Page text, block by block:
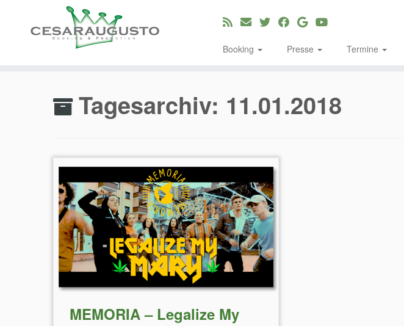
Booking Presse Termine
Tagesarchiv: 11.01.2018
MEMORIA – Legalize My